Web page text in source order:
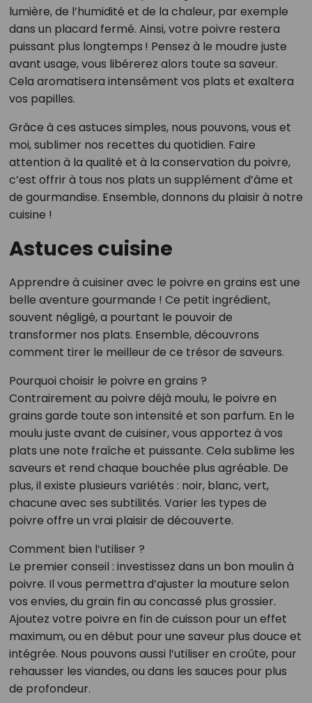
lumière, de l’humidité et de la chaleur, par exemple
dans un placard fermé. Ainsi, votre poivre restera
puissant plus longtemps ! Pensez à le moudre juste
avant usage, vous libérerez alors toute sa saveur.
Cela aromatisera intensément vos plats et exaltera
vos papilles.
Grâce à ces astuces simples, nous pouvons, vous et
moi, sublimer nos recettes du quotidien. Faire
attention à la qualité et à la conservation du poivre,
c’est offrir à tous nos plats un supplément d’âme et
de gourmandise. Ensemble, donnons du plaisir à notre
cuisine !
Astuces cuisine
Apprendre à cuisiner avec le poivre en grains est une
belle aventure gourmande ! Ce petit ingrédient,
souvent négligé, a pourtant le pouvoir de
transformer nos plats. Ensemble, découvrons
comment tirer le meilleur de ce trésor de saveurs.
Pourquoi choisir le poivre en grains ?
Contrairement au poivre déjà moulu, le poivre en
grains garde toute son intensité et son parfum. En le
moulu juste avant de cuisiner, vous apportez à vos
plats une note fraîche et puissante. Cela sublime les
saveurs et rend chaque bouchée plus agréable. De
plus, il existe plusieurs variétés : noir, blanc, vert,
chacune avec ses subtilités. Varier les types de
poivre offre un vrai plaisir de découverte.
Comment bien l’utiliser ?
Le premier conseil : investissez dans un bon moulin à
poivre. Il vous permettra d’ajuster la mouture selon
vos envies, du grain fin au concassé plus grossier.
Ajoutez votre poivre en fin de cuisson pour un effet
maximum, ou en début pour une saveur plus douce et
intégrée. Nous pouvons aussi l’utiliser en croûte, pour
rehausser les viandes, ou dans les sauces pour plus
de profondeur.